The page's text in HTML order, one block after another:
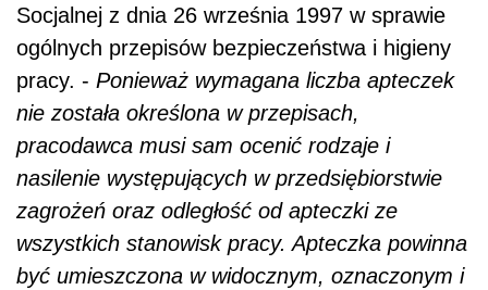
Socjalnej z dnia 26 września 1997 w sprawie
ogólnych przepisów bezpieczeństwa i higieny
pracy. - Ponieważ wymagana liczba apteczek
nie została określona w przepisach,
pracodawca musi sam ocenić rodzaje i
nasilenie występujących w przedsiębiorstwie
zagrożeń oraz odległość od apteczki ze
wszystkich stanowisk pracy. Apteczka powinna
być umieszczona w widocznym, oznaczonym i